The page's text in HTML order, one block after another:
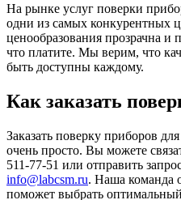
На рынке услуг поверки
одни из самых конкурентных
ценообразования прозрачна и
что платите. Мы верим, что
быть доступны каждому.
Как заказать
Заказать поверку приборов
очень просто. Вы можете
511-77-51 или отправить
info@labcsm.ru. Наша команда
поможет выбрать